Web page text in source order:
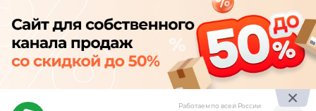
Работаем по всей России